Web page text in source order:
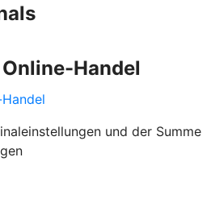
Handel
und der Summe